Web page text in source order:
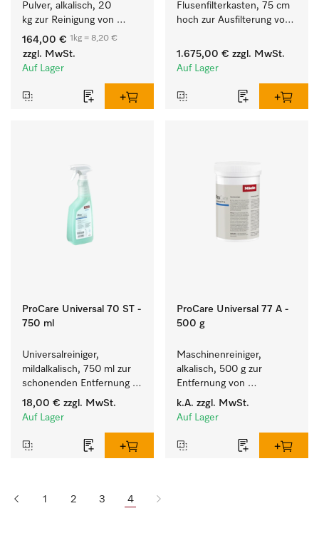
Pulver, alkalisch, 20
kg zur Reinigung von
weißen Textilien und
farbechter Buntwäsche.
164,00 € 1kg = 8,20 €
zzgl. MwSt.
Auf Lager
Flusenfilterkasten, 75 cm
hoch zur Ausfilterung von
Partikeln aus der Lauge.
1.675,00 € zzgl. MwSt.
Auf Lager
ProCare Universal 70 ST -
750 ml
Universalreiniger,
mildalkalisch, 750 ml zur
schonenden Entfernung
von Fettrückständen und
Schmutz.
18,00 € zzgl. MwSt.
Auf Lager
ProCare Universal 77 A -
500 g
Maschinenreiniger,
alkalisch, 500 g zur
Entfernung von
hartnäckigen
Stärkebelägen.
k.A. zzgl. MwSt.
Auf Lager
1 2 3 4